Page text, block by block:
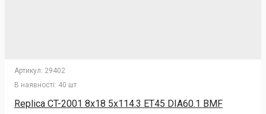
Артикул: 29402
В наявності: 40 шт
Replica CT-2001 8x18 5x114.3 ET45 DIA60.1 BMF